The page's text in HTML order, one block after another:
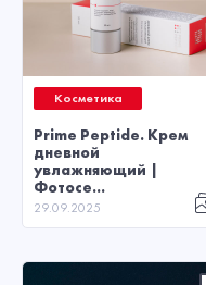
Косметика
Prime Peptide. Крем
дневной
увлажняющий |
Фотосе...
29.09.2025